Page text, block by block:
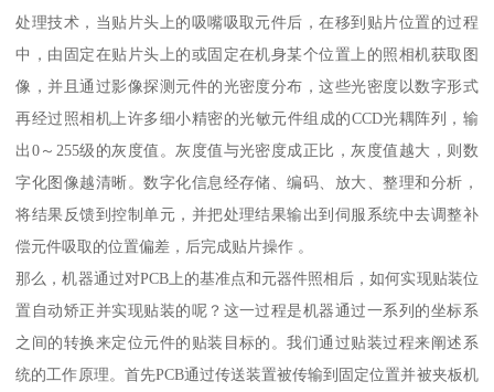
处理技术，当贴片头上的吸嘴吸取元件后，在移到贴片位置的过程
中，由固定在贴片头上的或固定在机身某个位置上的照相机获取图
像，并且通过影像探测元件的光密度分布，这些光密度以数字形式
再经过照相机上许多细小精密的光敏元件组成的CCD光耦阵列，输
出0～255级的灰度值。灰度值与光密度成正比，灰度值越大，则数
字化图像越清晰。数字化信息经存储、编码、放大、整理和分析，
将结果反馈到控制单元，并把处理结果输出到伺服系统中去调整补
偿元件吸取的位置偏差，后完成贴片操作 。
那么，机器通过对PCB上的基准点和元器件照相后，如何实现贴装位
置自动矫正并实现贴装的呢？这一过程是机器通过一系列的坐标系
之间的转换来定位元件的贴装目标的。我们通过贴装过程来阐述系
统的工作原理。首先PCB通过传送装置被传输到固定位置并被夹板机